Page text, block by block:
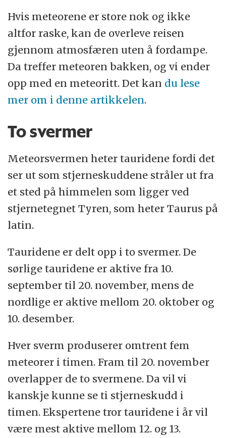
Hvis meteorene er store nok og ikke
altfor raske, kan de overleve reisen
gjennom atmosfæren uten å fordampe.
Da treffer meteoren bakken, og vi ender
opp med en meteoritt. Det kan du lese
mer om i denne artikkelen.
To svermer
Meteorsvermen heter tauridene fordi det
ser ut som stjerneskuddene stråler ut fra
et sted på himmelen som ligger ved
stjernetegnet Tyren, som heter Taurus på
latin.
Tauridene er delt opp i to svermer. De
sørlige tauridene er aktive fra 10.
september til 20. november, mens de
nordlige er aktive mellom 20. oktober og
10. desember.
Hver sverm produserer omtrent fem
meteorer i timen. Fram til 20. november
overlapper de to svermene. Da vil vi
kanskje kunne se ti stjerneskudd i
timen. Ekspertene tror tauridene i år vil
være mest aktive mellom 12. og 13.